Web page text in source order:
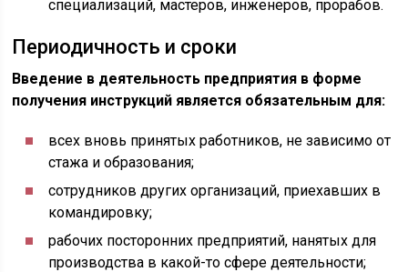
специализаций, мастеров, инженеров, прорабов.
Периодичность и сроки
Введение в деятельность предприятия в форме
получения инструкций является обязательным для:
всех вновь принятых работников, не зависимо от
стажа и образования;
сотрудников других организаций, приехавших в
командировку;
рабочих посторонних предприятий, нанятых для
производства в какой-то сфере деятельности;